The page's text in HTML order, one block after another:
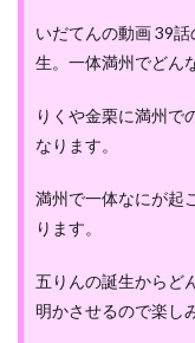
いだてんの動画 39
生。一体満州でどん
りくや金栗に満州で
なります。
満州で一体なにが起
ります。
五りんの誕生からど
明かさせるので楽し